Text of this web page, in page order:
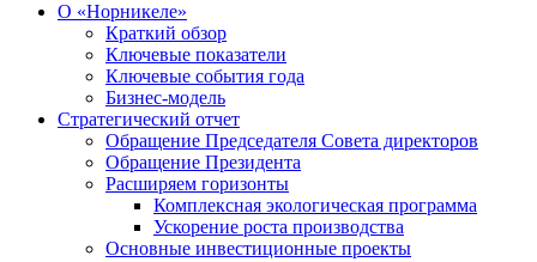
О «Норникеле»
Краткий обзор
Ключевые показатели
Ключевые события года
Бизнес-модель
Стратегический отчет
Обращение Председателя Совета директоров
Обращение Президента
Расширяем горизонты
Комплексная экологическая программа
Ускорение роста производства
Основные инвестиционные проекты